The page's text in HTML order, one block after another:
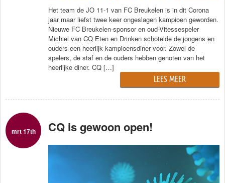
NieuwsbriefHet team de JO 11-1 van FC Breukelen is in dit Corona
jaar maar liefst twee keer ongeslagen kampioen geworden.
Nieuwe FC Breukelen-sponsor en oud-Vitessespeler
Michiel van CQ Eten en Drinken schotelde de jongens en
ouders een heerlijk kampioensdiner voor. Zowel de
spelers, de staf en de ouders hebben genoten van het
heerlijke diner. CQ […]
LEES MEER
mrt 17th CQ is gewoon open!